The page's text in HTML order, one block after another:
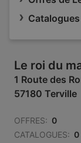
Le roi du
1 Route des
57180 Terville
OFFRES: 0
CATALOGUES: 0